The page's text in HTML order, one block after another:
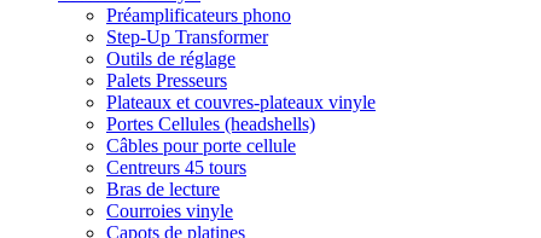
Préamplificateurs phono
Step-Up Transformer
Outils de réglage
Palets Presseurs
Plateaux et couvres-plateaux vinyle
Portes Cellules (headshells)
Câbles pour porte cellule
Centreurs 45 tours
Bras de lecture
Courroies vinyle
Capots de platines